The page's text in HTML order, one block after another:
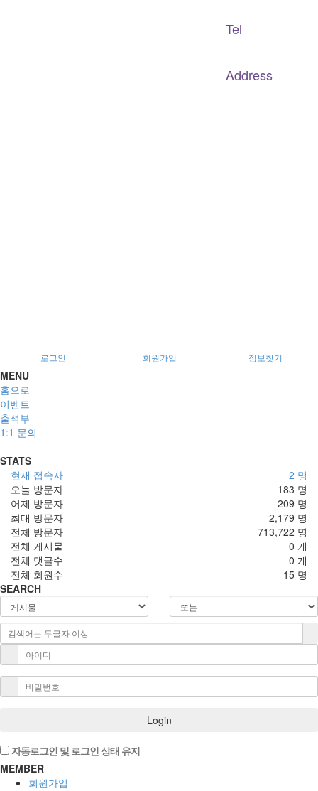
Tel
Address
로그인 회원가입 정보찾기
MENU
홈으로
이벤트
출석부
1:1 문의
STATS
2 명
현재 접속자
183 명
오늘 방문자
209 명
어제 방문자
2,179 명
최대 방문자
713,722 명
전체 방문자
0 개
전체 게시물
0 개
전체 댓글수
15 명
전체 회원수
SEARCH
Login
자동로그인 및 로그인 상태 유지
MEMBER
회원가입